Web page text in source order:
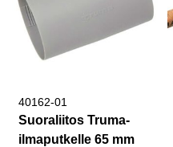
40162-01
Suoraliitos Truma-
ilmaputkelle 65 mm